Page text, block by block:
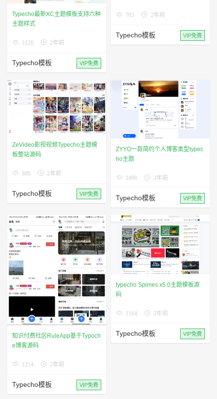
Typecho最新XC主题模板支持六种
主题样式
1126 2年前
Typecho模板 VIP免费
703 2年前
Typecho模板 VIP免费
ZeVideo影视视频Typecho主题模
板整站源码
889 2年前
Typecho模板 VIP免费
ZYYO一款简约个人博客类型typec
ho主题
1498 2年前
Typecho模板 VIP免费
知识付费社区RuleApp基于Typoch
e博客源码
1214 2年前
Typecho模板 VIP免费
typecho Spimes x5.0主题模板源
码
1164 2年前
Typecho模板 VIP免费